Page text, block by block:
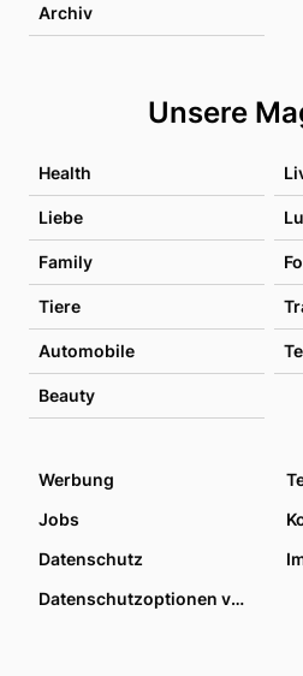
Archiv
Unsere
Health
Liebe
Family
Tiere
Automobile
Beauty
Werbung
Jobs
Datenschutz
Datenschutzoptionen verwalten